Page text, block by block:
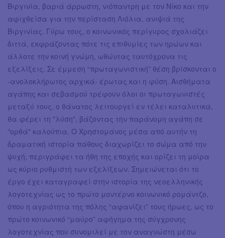
Βιργινία, βαριά άρρωστη, νιόπαντρη με τον Νίκο και την
αφιχθείσα για την περίσταση Λιόλια, ανιψιά της
Βιργινίας. Γύρω τους, ο κοινωνικός περίγυρος σχολιάζει
διττά, εκφράζοντας πότε τις επιθυμίες των ηρώων και
άλλοτε την κοινή γνώμη, ωθώντας ταυτόχρονα τις
εξελίξεις. Σε έμμεση “πρωταγωνιστική” θέση βρίσκονται ο
-ανολοκλήρωτος αρχικά- έρωτας και η φύση. Αισθήματα
αγάπης και σεβασμού τρέφουν όλοι οι πρωταγωνιστές
μεταξύ τους, ο θάνατος λειτουργεί εν τέλει καταλυτικά,
θα φέρει τη "λύση", βάζοντας την παράνομη αγάπη σε
"ορθά" καλούπια. Ο Χρηστομάνος μέσα από αυτήν τη
δραματική ιστορία πάθους διαχωρίζει το σώμα από την
ψυχή, περιγράφει τα ήθη της εποχής και ορίζει τη μοίρα
ως κύριο ρυθμιστή των εξελίξεων. Σημειώνεται ότι το
έργο έχει καταγραφεί στην ιστορία της νεοελληνικής
λογοτεχνίας ως το πρώτο μοντέρνο κοινωνικό ρομάντζο,
όπου η αγριότητα της πόλης “αφανίζει” τους ήρωες, ως το
πρώτο κοινωνικό “μαύρο” αφήγημα της σύγχρονης
λογοτεχνίας που συνομιλεί με τον αναγνώστη μέσω